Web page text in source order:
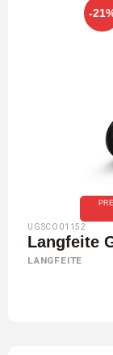
-
UGSCO01152
Langfeite
LANGFEITE